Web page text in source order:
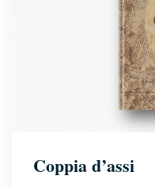
Coppia d’assi